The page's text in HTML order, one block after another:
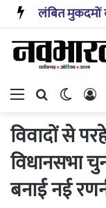
Menu Search for
Switch
विवादों से
विधानसभा
बनाई नई